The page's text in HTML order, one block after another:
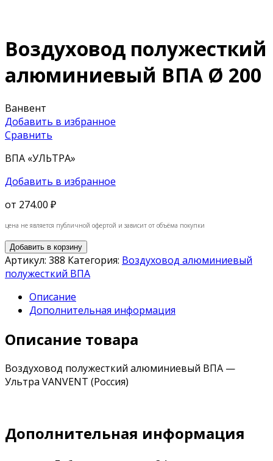
Воздуховод полужесткий
алюминиевый ВПА Ø 200
Ванвент
Добавить в избранное
Сравнить
ВПА «УЛЬТРА»
Добавить в избранное
от 274.00 ₽
цена не является публичной офертой и зависит от объёма покупки
Добавить в корзину
Артикул: 388 Категория: Воздуховод алюминиевый
полужесткий ВПА
Описание
Дополнительная информация
Описание товара
Воздуховод полужесткий алюминиевый ВПА —
Ультра VANVENT (Россия)
Дополнительная информация